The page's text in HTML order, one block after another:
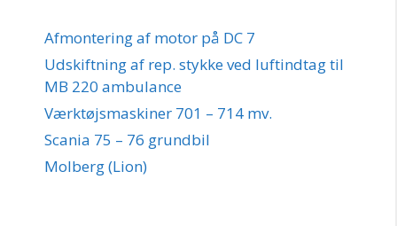
Afmontering af motor på DC 7
Udskiftning af rep. stykke ved luftindtag til
MB 220 ambulance
Værktøjsmaskiner 701 – 714 mv.
Scania 75 – 76 grundbil
Molberg (Lion)